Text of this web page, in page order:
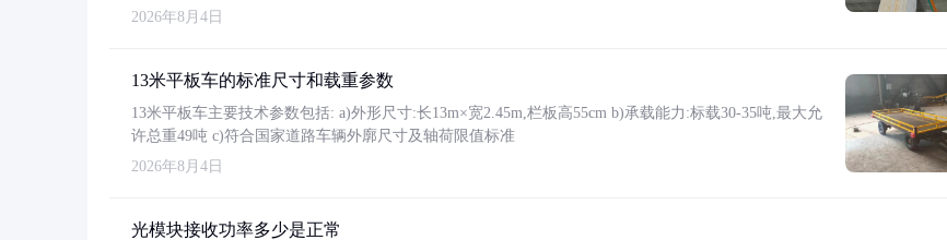
2026年8月4日
13米平板车的标准尺寸和载重参数
13米平板车主要技术参数包括: a)外形尺寸:长13m×宽2.45m,栏板高55cm b)承载能力:标载30-35吨,最大允
许总重49吨 c)符合国家道路车辆外廓尺寸及轴荷限值标准
2026年8月4日
光模块接收功率多少是正常